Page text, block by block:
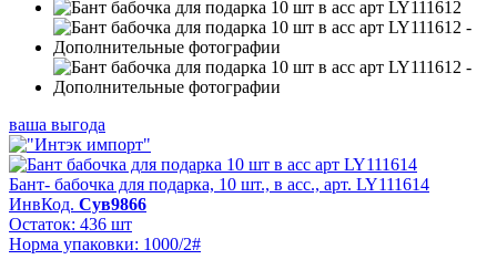
ваша выгода
Бант- бабочка для подарка, 10 шт., в асс., арт. LY111614
ИнвКод. Сув9866
Остаток: 436 шт
Норма упаковки: 1000/2#